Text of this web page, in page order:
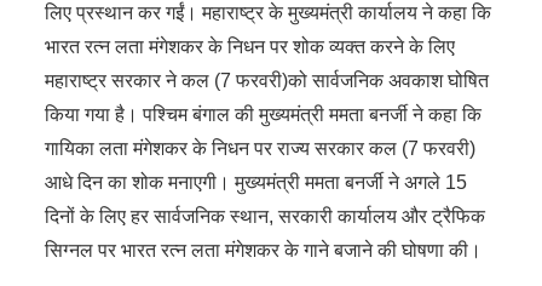
लिए प्रस्‍थान कर गईं। महाराष्‍ट्र के मुख्‍यमंत्री कार्यालय ने कहा कि
भारत रत्न लता मंगेशकर के निधन पर शोक व्यक्त करने के लिए
महाराष्ट्र सरकार ने कल (7 फरवरी)को सार्वजनिक अवकाश घोषित
किया गया है। पश्चिम बंगाल की मुख्यमंत्री ममता बनर्जी ने कहा कि
गायिका लता मंगेशकर के निधन पर राज्‍य सरकार कल (7 फरवरी)
आधे दिन का शोक मनाएगी। मुख्यमंत्री ममता बनर्जी ने अगले 15
दिनों के लिए हर सार्वजनिक स्थान, सरकारी कार्यालय और ट्रैफिक
सिग्नल पर भारत रत्न लता मंगेशकर के गाने बजाने की घोषणा की।